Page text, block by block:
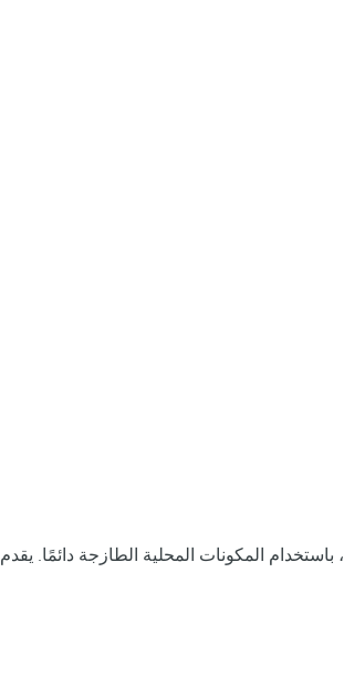
، باستخدام المكونات المحلية الطازجة دائمًا. يقدم